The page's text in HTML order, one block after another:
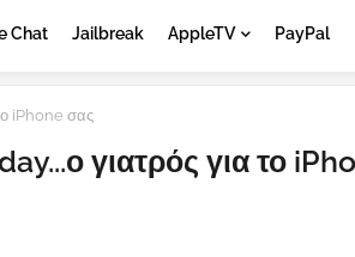
Chat Jailbreak AppleTV PayPal
iPhone σας
γιατρός για το